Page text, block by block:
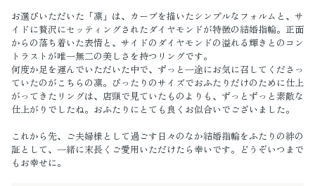
お選びいただいた「凛」は、カーブを描いたシンプルなフォルムと、サ
イドに贅沢にセッティングされたダイヤモンドが特徴の結婚指輪。正面
からの落ち着いた表情と、サイドのダイヤモンドの溢れる輝きとのコン
トラストが唯一無二の美しさを持つリングです。
何度か足を運んでいただいた中で、ずっと一途にお気に召してくださっ
ていたのがこちらの凛。ぴったりのサイズでおふたりだけのために仕上
がってきたリングは、店頭で見ていたものよりも、ずっとずっと素敵な
仕上がりでしたね。おふたりにとても良くお似合いでございました。
これから先、ご夫婦様として過ごす日々のなか結婚指輪をふたりの絆の
証として、一緒に末長くご愛用いただけたら幸いです。どうぞいつまで
もお幸せに。